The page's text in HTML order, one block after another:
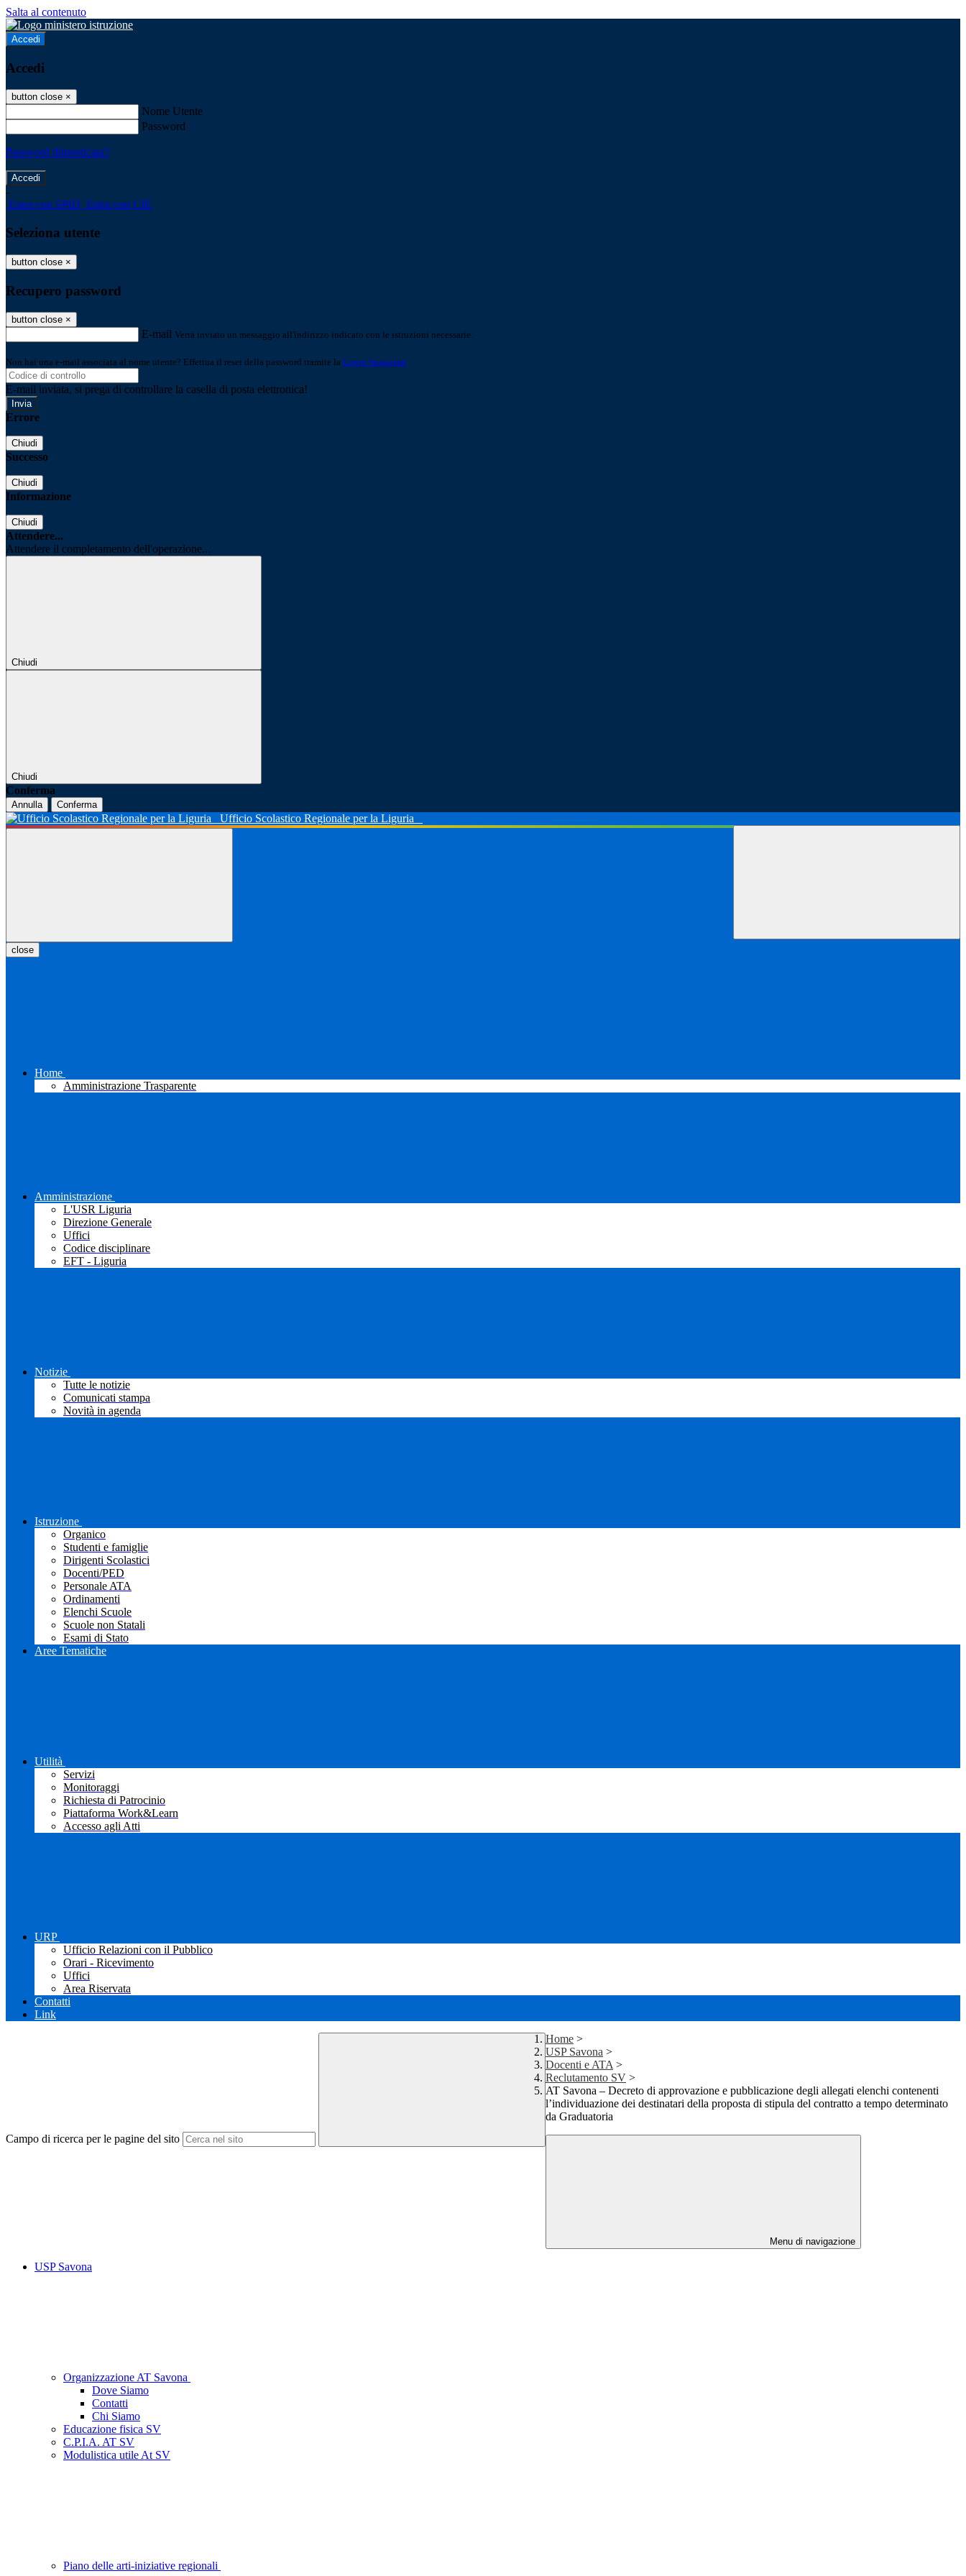
Salta al contenuto
Accedi
Accedi
button close ×
Nome Utente
Password
Password dimenticata?
-
Entra con SPID Entra con CIE
Seleziona utente
button close ×
Recupero password
button close ×
E-mail Verrà inviato un messaggio all'indirizzo indicato con le istruzioni necessarie.
Non hai una e-mail associata al nome utente? Effettua il reset della password tramite la Login Spaggiari
E-mail inviata, si prega di controllare la casella di posta elettronica!
Errore
Chiudi
Successo
Chiudi
Informazione
Chiudi
Attendere...
Attendere il completamento dell'operazione...
Chiudi
Chiudi
Conferma
Annulla Conferma
Ufficio Scolastico Regionale per la Liguria
close
Home
Amministrazione Trasparente
Amministrazione
L'USR Liguria
Direzione Generale
Uffici
Codice disciplinare
EFT - Liguria
Notizie
Tutte le notizie
Comunicati stampa
Novità in agenda
Istruzione
Organico
Studenti e famiglie
Dirigenti Scolastici
Docenti/PED
Personale ATA
Ordinamenti
Elenchi Scuole
Scuole non Statali
Esami di Stato
Aree Tematiche
Utilità
Servizi
Monitoraggi
Richiesta di Patrocinio
Piattaforma Work&Learn
Accesso agli Atti
URP
Ufficio Relazioni con il Pubblico
Orari - Ricevimento
Uffici
Area Riservata
Contatti
Link
Campo di ricerca per le pagine del sito
Home >
USP Savona >
Docenti e ATA >
Reclutamento SV >
AT Savona – Decreto di approvazione e pubblicazione degli allegati elenchi contenenti
l’individuazione dei destinatari della proposta di stipula del contratto a tempo determinato
da Graduatoria
Menu di navigazione
USP Savona
Organizzazione AT Savona
Dove Siamo
Contatti
Chi Siamo
Educazione fisica SV
C.P.I.A. AT SV
Modulistica utile At SV
Piano delle arti-iniziative regionali